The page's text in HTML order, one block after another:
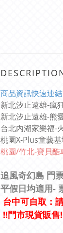
商品資訊快速連
新北汐止遠雄-瘋
新北汐止遠雄-熊
台北內湖家樂福-
桃園X-Plus童藝
桃園/竹北-寶貝酷
追風奇幻島 門
平假日均適用-
台中可自取：
!!門市現貨販售